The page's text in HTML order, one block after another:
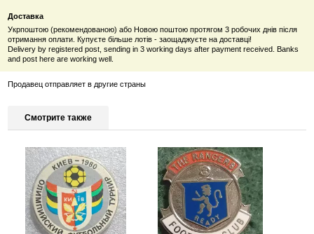
Доставка
Укрпоштою (рекомендованою) або Новою поштою протягом 3 робочих днів після
отримання оплати. Купуєте більше лотів - заощаджуєте на доставці!
Delivery by registered post, sending in 3 working days after payment received. Banks
and post here are working well.
Продавец отправляет в другие страны
Смотрите также